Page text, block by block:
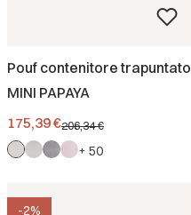
Pouf contenitore trapuntato
MINI PAPAYA
Prezzo promozionale
175,39 €206,34 €
+ 50
-2%